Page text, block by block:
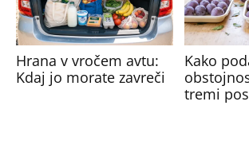
Hrana v vročem avtu:
Kdaj jo morate zavreči
Kako
tremi